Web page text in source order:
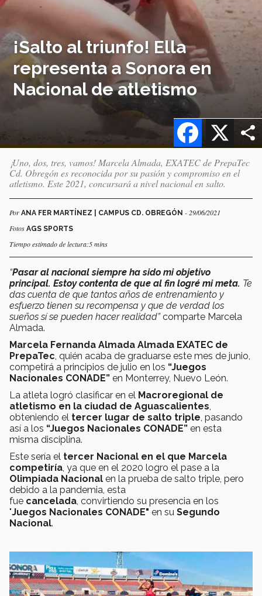
¡Salto al triunfo! Ella
representa a Sonora en
Nacional de atletismo
X
Facebook
¡Uno, dos, tres, vamos! Marcela Almada, EXATEC de PrepaTec
Cd. Obregón es reconocida por su pasión y compromiso en el
atletismo. Este 2021, concursará a nivel nacional en salto.
Por ANA FER MARTÍNEZ | CAMPUS CD. OBREGÓN - 29/06/2021
Fotos AGS SPORTS
Tiempo estimado de lectura:5 mins
“Pasar al nacional siempre ha sido mi objetivo
principal. Estoy contenta de que al fin logré mi meta. Te
das cuenta de que tantos años de entrenamiento y
esfuerzo tienen su recompensa y que de verdad los
sueños sí se pueden hacer realidad”comparte Marcela
Almada.
Marcela Fernanda Almada Almada EXATEC de
PrepaTec , quién acaba de graduarse este mes de junio,
competirá a principios de julio en los “Juegos
Nacionales CONADE” en Monterrey, Nuevo León.
La atleta logró clasificar en el Macroregional de
atletismo en la ciudad de Aguascalientes
obteniendo el tercer lugar de salto triple , pasando
así a los “Juegos Nacionales CONADE” en esta
misma disciplina.
Este sería el tercer Nacional en el que Marcela
competiría , ya que en el 2020 logro el pase a la
Olimpiada Nacional en la prueba de salto triple, pero
debido a la pandemia, esta
fue cancelada , convirtiendo su presencia en los
"Juegos Nacionales CONADE" en su Segundo
Nacional.